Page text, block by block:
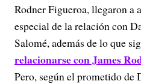
Rodner Figueroa, llegaron a
especial de la relación con
Salomé, además de lo que
relacionarse con James
Pero, según el prometido de